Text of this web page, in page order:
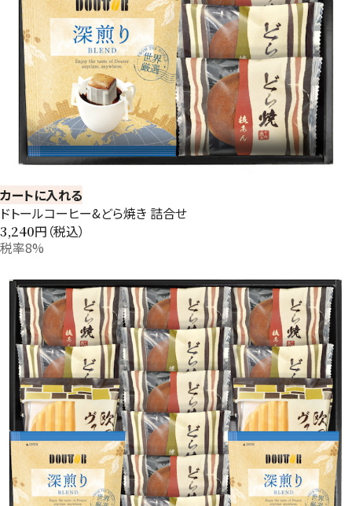
カートに入れる
ドトールコーヒー&どら焼き 詰合せ
3,240円（税込）
税率8%